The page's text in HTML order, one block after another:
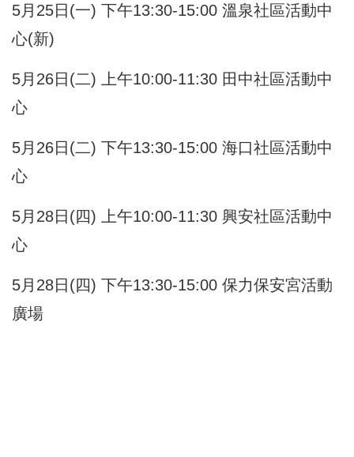
5月25日(一) 下午13:30-15:00 溫泉社區活動中
心(新)
5月26日(二) 上午10:00-11:30 田中社區活動中
心
5月26日(二) 下午13:30-15:00 海口社區活動中
心
5月28日(四) 上午10:00-11:30 興安社區活動中
心
5月28日(四) 下午13:30-15:00 保力保安宮活動
廣場